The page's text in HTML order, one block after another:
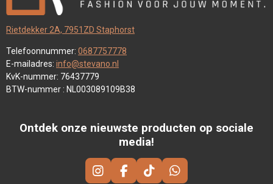
Rietdekker 2A, 7951ZD Staphorst
Telefoonnummer: 0687757778
E-mailadres: info@stevano.nl
KvK-nummer: 76437779
BTW-nummer : NL003089109B38
Ontdek onze nieuwste producten op sociale
media!
I
F
T
W